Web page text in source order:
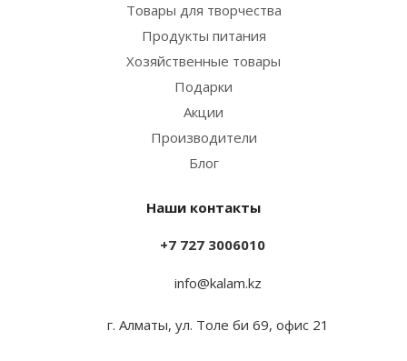
Товары для творчества
Продукты питания
Хозяйственные товары
Подарки
Акции
Производители
Блог
Наши контакты
+7 727 3006010
info@kalam.kz
г. Алматы, ул. Толе би 69, офис 21